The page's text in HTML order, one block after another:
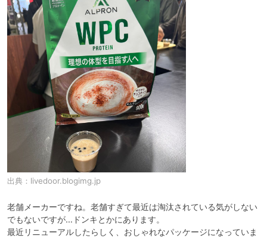
出典： livedoor.blogimg.jp
老舗メーカーですね。老舗すぎて最近は淘汰されている気がしない
でもないですが…ドンキとかにあります。
最近リニューアルしたらしく、おしゃれなパッケージになっていま